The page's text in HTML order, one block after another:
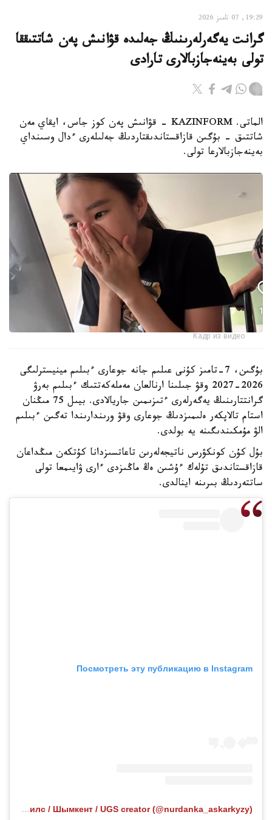
19:29, 07 تامىز 2026
گرانت يەگەرلەرىنىڭ جەلىدە قۋانىش پەن شاتتىققا
تولى بەينەجازبالارى تارادى
الماتى. KAZINFORM - قۋانىش پەن كوز جاس، ايقاي مەن
شاتتىق - بۇگىن قازاقستاندىقتاردىڭ جەلىلەرى ءدال وسىنداي
بەينەجازبالارعا تولى.
Кадр из видео
بۇگىن، 7-تامىز كۇنى عىلىم جانە جوعارى ءبىلىم مينيسترلىگى
2026-2027 وقۋ جىلىنا ارنالعان مەملەكەتتىك ءبىلىم بەرۋ
گرانتتارىنىڭ يەگەرلەرى ءتىزىمىن جاريالادى. بيىل 75 مىڭنان
استام تالاپكەر ەلىمىزدىڭ جوعارى وقۋ ورىندارىندا تەگىن ءبىلىم
الۋ مۇمكىندىگىنە يە بولدى.
بۇل كۇن كونكۋرس ناتيجەلەرىن تاعاتسىزدانا كۇتكەن مىڭداعان
قازاقستاندىق تۇلەك ءۇشىن ەڭ ماڭىزدى ءارى ۋايىمعا تولى
ساتتەردىڭ بىرىنە اينالدى.
Посмотреть эту публикацию в Instagram
Публикация от SMM / Рилс / Шымкент / UGS creator (@nurdanka_askarkyzy)